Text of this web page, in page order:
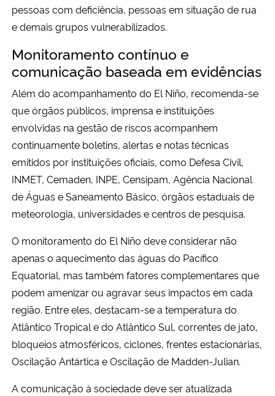
pessoas com deficiência, pessoas em situação de rua
e demais grupos vulnerabilizados.
Monitoramento contínuo e
comunicação baseada em evidências
Além do acompanhamento do El Niño, recomenda-se
que órgãos públicos, imprensa e instituições
envolvidas na gestão de riscos acompanhem
continuamente boletins, alertas e notas técnicas
emitidos por instituições oficiais, como Defesa Civil,
INMET, Cemaden, INPE, Censipam, Agência Nacional
de Águas e Saneamento Básico, órgãos estaduais de
meteorologia, universidades e centros de pesquisa.
O monitoramento do El Niño deve considerar não
apenas o aquecimento das águas do Pacífico
Equatorial, mas também fatores complementares que
podem amenizar ou agravar seus impactos em cada
região. Entre eles, destacam-se a temperatura do
Atlântico Tropical e do Atlântico Sul, correntes de jato,
bloqueios atmosféricos, ciclones, frentes estacionárias,
Oscilação Antártica e Oscilação de Madden-Julian.
A comunicação à sociedade deve ser atualizada